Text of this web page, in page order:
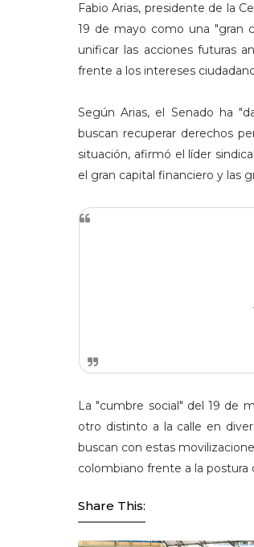
Fabio Arias, presidente de la
19 de mayo como una "gran
unificar las acciones futuras
frente a los intereses
Según Arias, el Senado ha
buscan recuperar derechos
situación, afirmó el líder
el gran capital financiero y las
La "cumbre social" del 19 de
otro distinto a la calle en
buscan con estas
colombiano frente a la postura
Share This: